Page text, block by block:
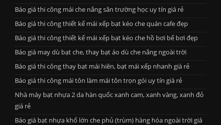
Báo giá thi công mái che nắng sân trường học uy tín giá rẻ
Báo giá thi công thiết kế mái xếp bạt kéo che quán cafe đẹp
Báo giá thi công thiết kế mái xếp bạt kéo che hồ bơi bể bơi đẹp
Báo giá may dù bạt che, thay bạt áo dù che nắng ngoài trời
Báo giá thi công thay bạt mái hiên, bạt mái xếp nhanh giá rẻ
Báo giá thi công mái tôn làm mái tôn trọn gói uy tín giá rẻ
Nhà máy bạt nhựa 2 da hàn quốc xanh cam, xanh vàng, xanh đỏ
giá rẻ
Báo giá bạt nhựa khổ lớn che phủ (trùm) hàng hóa ngoài trời giá